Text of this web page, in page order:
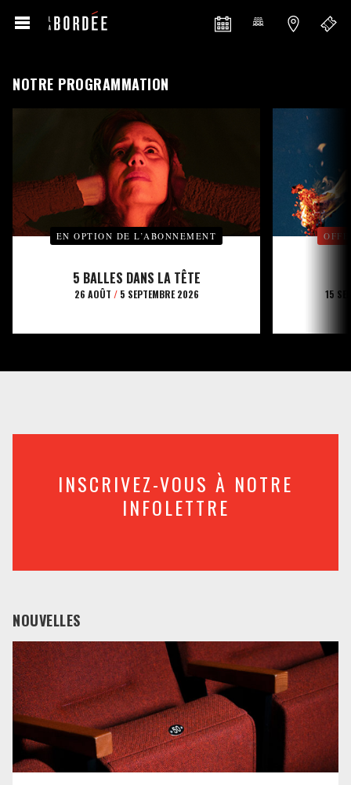
NOTRE PROGRAMMATION
EN OPTION DE L’ABONNEMENT
5 BALLES DANS LA TÊTE
26 AOÛT /5 SEPTEMBRE 2026 15
INSCRIVEZ-VOUS À NOTRE
INFOLETTRE
NOUVELLES